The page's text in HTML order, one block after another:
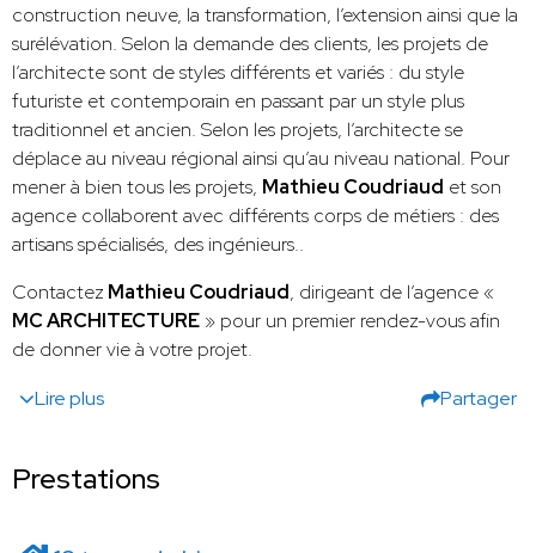
construction neuve, la transformation, l’extension ainsi que la
surélévation. Selon la demande des clients, les projets de
l’architecte sont de styles différents et variés : du style
futuriste et contemporain en passant par un style plus
traditionnel et ancien. Selon les projets, l’architecte se
déplace au niveau régional ainsi qu’au niveau national. Pour
mener à bien tous les projets, Mathieu Coudriaud et son
agence collaborent avec différents corps de métiers : des
artisans spécialisés, des ingénieurs..
Contactez Mathieu Coudriaud, dirigeant de l’agence «
MC ARCHITECTURE » pour un premier rendez-vous afin
de donner vie à votre projet.
Lire plus
Partager
Prestations